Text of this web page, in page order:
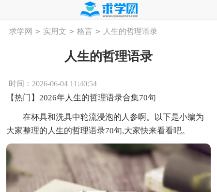
首页 工作计划 活动计划
求学网 > 实用文 > 格言 > 人生的哲理语录
人生的哲理语录
时间：2026-06-04 11:40:54
【热门】2026年人生的哲理语录合集70句
在杯具和洗具中轮流浸泡的人参啊。以下是小编为
大家整理的人生的哲理语录70句,大家快来看看吧。